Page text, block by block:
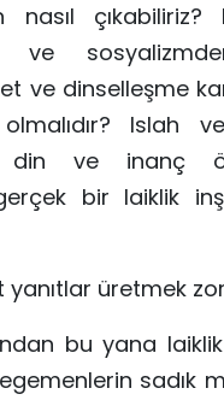
nasıl çıkabiliriz?
ve
ve dinselleşme
Islah
din ve inanç
bir laiklik
üretmek
bu yana
sadık